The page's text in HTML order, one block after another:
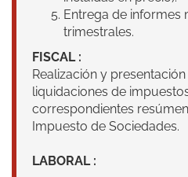
Entrega de informes
trimestrales.
FISCAL :
Realización y
liquidaciones de
correspondientes
Impuesto de Sociedades.
LABORAL :